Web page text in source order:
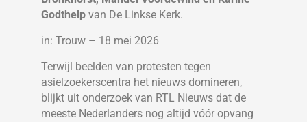
Godthelp van De Linkse Kerk.
in: Trouw – 18 mei 2026
Terwijl beelden van protesten tegen
asielzoekerscentra het nieuws domineren,
blijkt uit onderzoek van RTL Nieuws dat de
meeste Nederlanders nog altijd vóór opvang